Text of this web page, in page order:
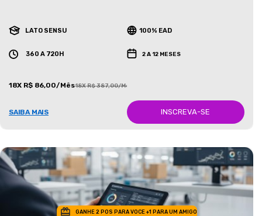
LATO SENSU 100% EAD
360 A 720H 2 A 12 MESES
18X R$ 86,00/Mês18X R$ 387,00/Mês
SAIBA MAIS INSCREVA-SE
GANHE 2 POS PARA VOCE +1 PARA UM AMIGO